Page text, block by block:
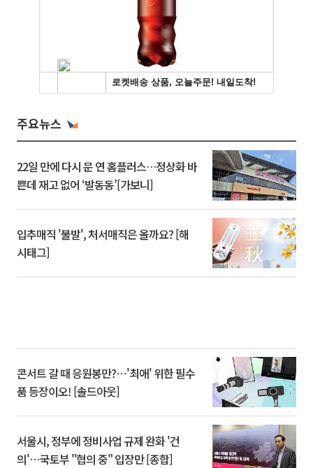
주요뉴스
22일 만에 다시 문 연 홈플러스…정상화 바
쁜데 재고 없어 ‘발동동’[가보니]
입추매직 '불발', 처서매직은 올까요? [해
시태그]
콘서트 갈 때 응원봉만?⋯'최애' 위한 필수
품 등장이오! [솔드아웃]
서울시, 정부에 정비사업 규제 완화 '건
의'⋯국토부 "협의 중" 입장만 [종합]